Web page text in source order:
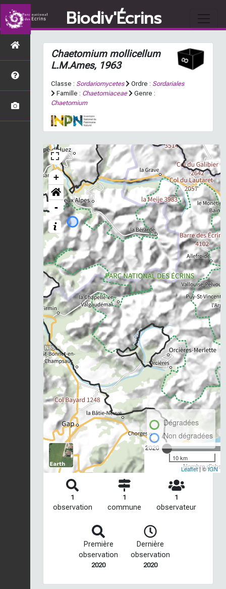
Biodiv'Écrins
Chaetomium mollicellum
L.M.Ames, 1963
Classe : Sordariomycetes Ordre : Sordariales
Famille : Chaetomiaceae
Genre :
Chaetomium
+
-
2020
Nombre
Dégradées
Non dégradées
10 km
Leaflet| ©IGN
1
observation
1
commune
1
observateur
Première
observation
2020
Dernière
observation
2020